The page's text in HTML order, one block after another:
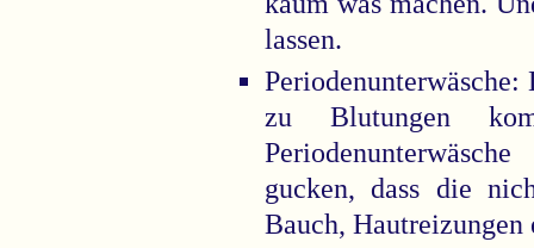
lassen.
Periodenunterwäsche:
zu Blutungen
gucken, dass die
Bauch, Hautreizungen